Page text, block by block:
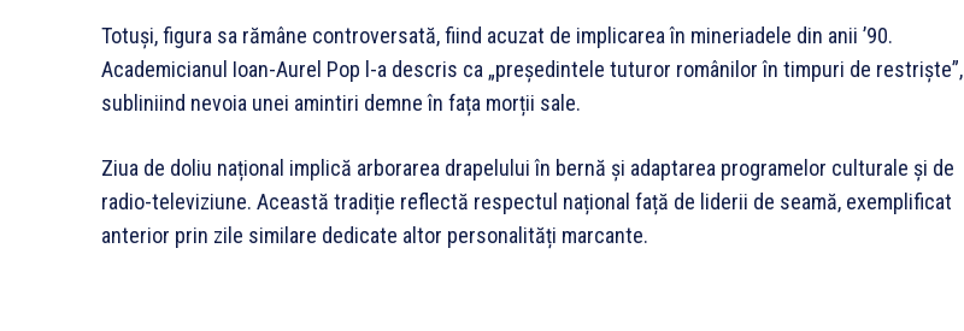
Totuși, figura sa rămâne controversată, fiind acuzat de implicarea în mineriadele din anii ’90.
Academicianul Ioan-Aurel Pop l-a descris ca „președintele tuturor românilor în timpuri de restriște”,
subliniind nevoia unei amintiri demne în fața morții sale.
Ziua de doliu național implică arborarea drapelului în bernă și adaptarea programelor culturale și de
radio-televiziune. Această tradiție reflectă respectul național față de liderii de seamă, exemplificat
anterior prin zile similare dedicate altor personalități marcante.